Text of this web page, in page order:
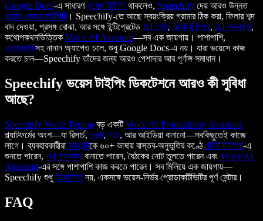
Google Docs-এ সাধারণভয়েস টাইপিং থাকলেও, Speechify দেয় আরও উন্নত
ভয়েস প্রোডাকটিভিটি। Speechify-তে আছে স্বয়ংক্রিয় গ্রামার ঠিক করা, ফিলার শব্দ
বাদ দেওয়া, প্রসঙ্গ বোঝা, আর সঙ্গে ইন্টিগ্রেটেড AI নোট, টেক্সট টু স্পিচ, AI পডকাস্ট,
কথোপকথনভিত্তিক Voice AI Assistant—সব এক জায়গায়। পাশাপাশি,
ওয়েবসাইটসহ নানান অ্যাপেও চলে, শুধু Google Docs-এ নয়। যারা ভয়েসে কাজ
করতে চান—Speechify তাঁদের জন্য আরও পেশাদার আর পূর্ণাঙ্গ সমাধান।
Speechify ভয়েস টাইপিং ডিকটেশনে আরও কী সুবিধা
আছে?
Speechify Voice Typing বড় একটিVoice AI Productivity Assistant
প্ল্যাটফর্মের অংশ—যা রিসার্চ, লেখা, পড়া, আর আইডিয়া বানানো—সবকিছুতেই কাজে
লাগে। ব্যবহারকারীরা ডকুমেন্টকে ৬০+ ভাষায় বাস্তব-অনুভূতির কণ্ঠেটেক্সট টু স্পিচ-এ
শুনতে পারেন, AI পডকাস্টবানাতে পারেন, বৈঠকের নোট তুলতে পারেন এবং Voice AI
Assistant-এর সঙ্গে পাশাপাশি কাজ করতে পারেন। সব মিলিয়ে এক জায়গায়—
Speechify শুধুডিকটেশননয়, একসঙ্গে ভয়েস-নির্ভর প্রোডাকটিভিটির পূর্ণ সেন্টার।
FAQ